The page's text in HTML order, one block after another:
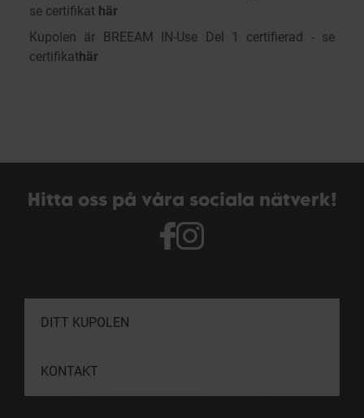
se certifikat här
Kupolen är BREEAM IN-Use Del 1 certifierad - se
certifikathär
Hitta oss på våra sociala nätverk!
DITT KUPOLEN
KONTAKT